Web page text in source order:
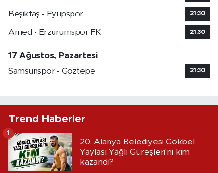
Beşiktaş - Eyüpspor 21:30
Amed - Erzurumspor FK 21:30
17 Ağustos, Pazartesi
Samsunspor - Göztepe
21:30
Trend Haberler
20. Alanya Belediyesi Gökbel
Yaylası Yağlı Güreşleri'ni kim
kazandı?
1